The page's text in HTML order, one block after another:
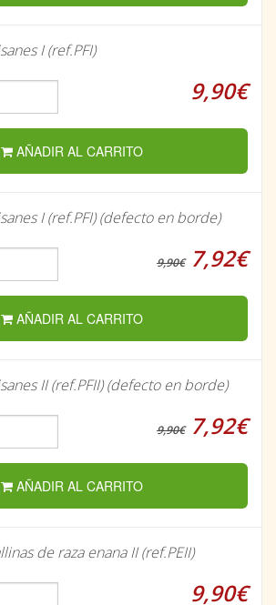
I (ref.PFI)
9,90€
AÑADIR AL CARRITO
I (ref.PFI) (defecto en borde)
9,90€7,92€
AÑADIR AL CARRITO
II (ref.PFII) (defecto en borde)
9,90€7,92€
AÑADIR AL CARRITO
de raza enana II (ref.PEII)
9,90€